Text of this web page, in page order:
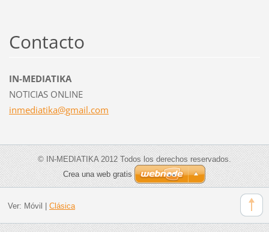
Contacto
IN-MEDIATIKA
NOTICIAS ONLINE
inmediatika@gmail.com
© IN-MEDIATIKA 2012 Todos los derechos reservados.
Crea una web gratis
Ver: Móvil Clásica